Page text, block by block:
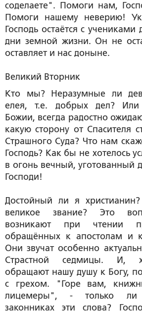
соделаете". Помоги нам,
Помоги нашему неверию!
Господь остаётся с
дни земной жизни. Он не
оставляет и нас доныне.
Великий Вторник
Кто мы? Неразумные ли
елея, т.е. добрых дел?
Божии, всегда радостно
какую сторону от Спасителя
Страшного Суда? Что нам
Господь? Как бы не хотелось
в огонь вечный, уготованный
Господи!
Достойный ли я
великое звание? Это
возникают при чтении
обращённых к апостолам и
Они звучат особенно
Страстной седмицы. И,
обращают нашу душу к Богу,
с грехом. "Горе вам,
лицемеры", - только ли
законниках эти слова?